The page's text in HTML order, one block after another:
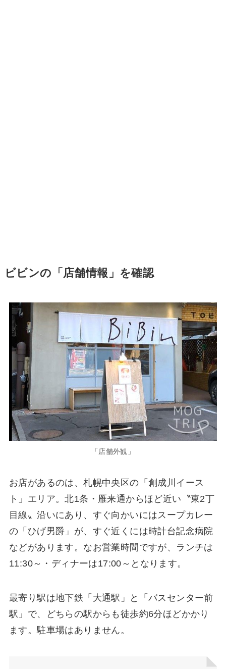
ビビンの「店舗情報」を確認
「店舗外観」
お店があるのは、札幌中央区の「創成川イース
ト」エリア。北1条・雁来通からほど近い〝東2丁
目線〟沿いにあり、すぐ向かいにはスープカレー
の「ひげ男爵」が、すぐ近くには時計台記念病院
などがあります。なお営業時間ですが、ランチは
11:30～・ディナーは17:00～となります。
最寄り駅は地下鉄「大通駅」と「バスセンター前
駅」で、どちらの駅からも徒歩約6分ほどかかり
ます。駐車場はありません。